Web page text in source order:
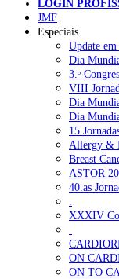
NOTÍCIAS
Plataforma
de demência 5
ULS Alto
Oncologia,
Montenegro
médicos de
Governo admite
cuidados
Estudo aponta
da inflamação da
LOGIN
JMF
Especiais
Update
Dia
3.ᵒ
VIII
Dia
Dia
15
Allergy &
Breast
ASTOR
40.as
.
XXXIV
.
ON
ON TO